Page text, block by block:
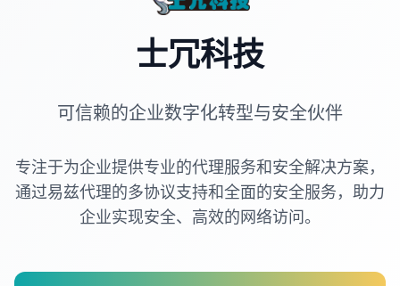
士冗科技
可信赖的企业数字化转型与安全伙伴
专注于为企业提供专业的代理服务和安全解决方案，
通过易兹代理的多协议支持和全面的安全服务，助力
企业实现安全、高效的网络访问。